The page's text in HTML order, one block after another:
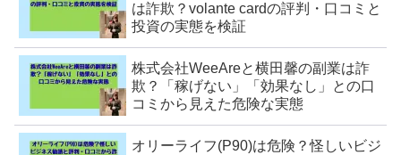
は詐欺？volante cardの評判・口コミと
投資の実態を検証
株式会社WeeAreと横田馨の副業は詐
欺？「稼げない」「効果なし」との口
コミから見えた危険な実態
オリーライフ(P90)は危険？怪しいビジ